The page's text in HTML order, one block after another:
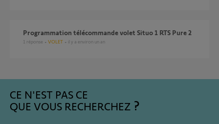
Programmation télécommande volet Situo 1 RTS Pure 2
1 réponse VOLET il y a environ un an
CE N'EST PAS CE
QUE VOUS RECHERCHEZ